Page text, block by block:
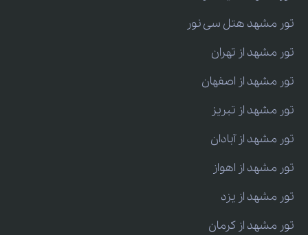
تور مشهد هتل سی نور
تور مشهد از تهران
تور مشهد از اصفهان
تور مشهد از تبریز
تور مشهد از آبادان
تور مشهد از اهواز
تور مشهد از یزد
تور مشهد از کرمان